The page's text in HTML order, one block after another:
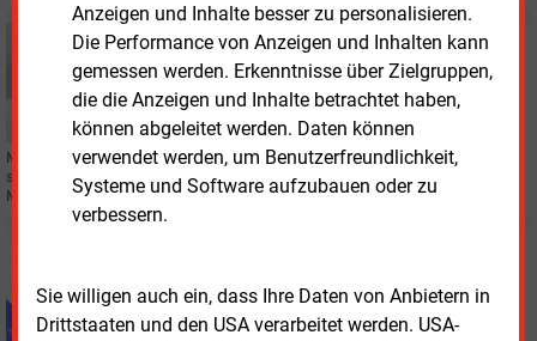
Anzeigen und Inhalte besser zu personalisieren.
Die Performance von Anzeigen und Inhalten kann
gemessen werden. Erkenntnisse über Zielgruppen,
die die Anzeigen und Inhalte betrachtet haben,
können abgeleitet werden. Daten können
verwendet werden, um Benutzerfreundlichkeit,
Systeme und Software aufzubauen oder zu
verbessern.
Sie willigen auch ein, dass Ihre Daten von Anbietern in
Drittstaaten und den USA verarbeitet werden. USA-
Montag, 22.12.2025, 11:45
WINDKRAFT OFFSHORE
Windpark Gennaker genehmigt
Mit 976,5 MW geplanter Leistung soll der Windpark Gennaker in der Ostsee
soviel Strom erzeugen wie ein Kernkraftwerk. Nun ist ein weiterer
Meilenstein erreicht.
Kein Netzanschluss unter dieser Nummer